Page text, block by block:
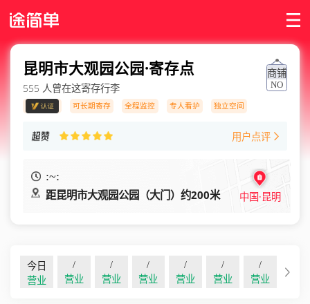
昆明市大观园公园·寄存点
555 人曾在这寄存行李
商铺
可长期寄存 全程监控 专人看护 独立空间
用户点评
09:00 ~ 20:00
距昆明市大观园公园（大门）约200米
中国·昆明
今日
营业
08/09
营业
08/10
营业
08/11
营业
08/12
营业
08/13
营业
08/14
营业